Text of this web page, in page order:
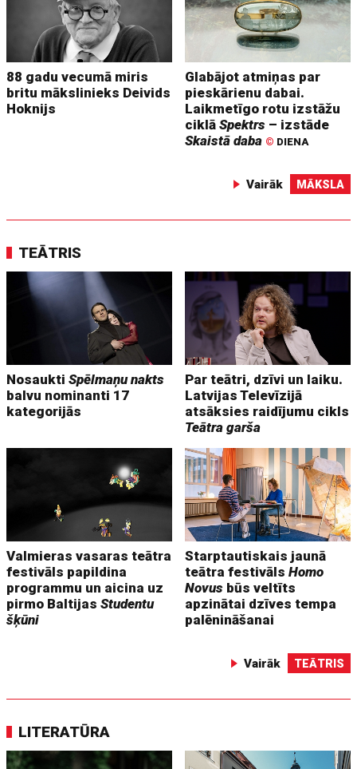
88 gadu vecumā miris
britu mākslinieks Deivids
Hoknijs
Glabājot atmiņas par
pieskārienu dabai.
Laikmetīgo rotu izstāžu
ciklāSpektrs – izstāde
Skaistā daba © DIENA
Vairāk MĀKSLA
TEĀTRIS
NosauktiSpēlmaņu nakts
balvu nominanti 17
kategorijās
Par teātri, dzīvi un laiku.
Latvijas Televīzijā
atsāksies raidījumu cikls
Teātra garša
Valmieras vasaras teātra
festivāls papildina
programmu un aicina uz
pirmo BaltijasStudentu
šķūni
Starptautiskais jaunā
teātra festivālsHomo
Novus būs veltīts
apzinātai dzīves tempa
palēnināšanai
Vairāk TEĀTRIS
LITERATŪRA